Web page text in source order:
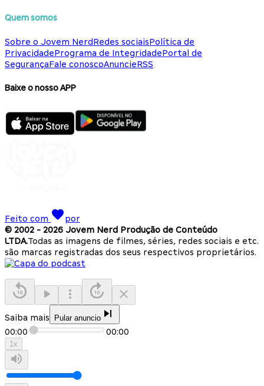
Quem somos
Sobre o Jovem NerdRedes sociaisPolítica de
PrivacidadePrograma de IntegridadePortal de
SegurançaFale conoscoAnuncieRSS
Baixe o nosso APP
Feito com
por
© 2002 - 2026 Jovem Nerd Produção de Conteúdo
LTDA.Todas as imagens de filmes, séries, redes sociais e etc.
são marcas registradas dos seus respectivos proprietários.
Saiba mais Pular anuncio
00:00 00:00
1x